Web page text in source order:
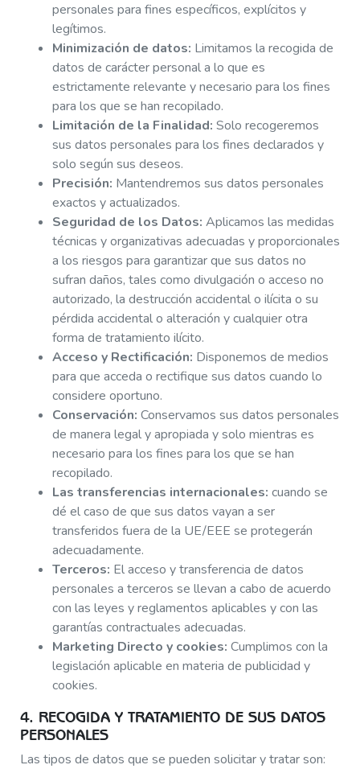
personales para fines específicos, explícitos y
legítimos.
Minimización de datos: Limitamos la recogida de
datos de carácter personal a lo que es
estrictamente relevante y necesario para los fines
para los que se han recopilado.
Limitación de la Finalidad: Solo recogeremos
sus datos personales para los fines declarados y
solo según sus deseos.
Precisión: Mantendremos sus datos personales
exactos y actualizados.
Seguridad de los Datos: Aplicamos las medidas
técnicas y organizativas adecuadas y proporcionales
a los riesgos para garantizar que sus datos no
sufran daños, tales como divulgación o acceso no
autorizado, la destrucción accidental o ilícita o su
pérdida accidental o alteración y cualquier otra
forma de tratamiento ilícito.
Acceso y Rectificación: Disponemos de medios
para que acceda o rectifique sus datos cuando lo
considere oportuno.
Conservación: Conservamos sus datos personales
de manera legal y apropiada y solo mientras es
necesario para los fines para los que se han
recopilado.
Las transferencias internacionales: cuando se
dé el caso de que sus datos vayan a ser
transferidos fuera de la UE/EEE se protegerán
adecuadamente.
Terceros: El acceso y transferencia de datos
personales a terceros se llevan a cabo de acuerdo
con las leyes y reglamentos aplicables y con las
garantías contractuales adecuadas.
Marketing Directo y cookies: Cumplimos con la
legislación aplicable en materia de publicidad y
cookies.
4. RECOGIDA Y TRATAMIENTO DE SUS DATOS
PERSONALES
Las tipos de datos que se pueden solicitar y tratar son: